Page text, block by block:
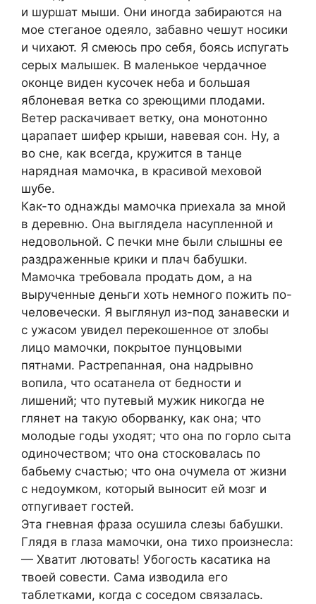
и шуршат мыши. Они иногда забираются на
мое стеганое одеяло, забавно чешут носики
и чихают. Я смеюсь про себя, боясь испугать
серых малышек. В маленькое чердачное
оконце виден кусочек неба и большая
яблоневая ветка со зреющими плодами.
Ветер раскачивает ветку, она монотонно
царапает шифер крыши, навевая сон. Ну, а
во сне, как всегда, кружится в танце
нарядная мамочка, в красивой меховой
шубе.
Как-то однажды мамочка приехала за мной
в деревню. Она выглядела насупленной и
недовольной. С печки мне были слышны ее
раздраженные крики и плач бабушки.
Мамочка требовала продать дом, а на
вырученные деньги хоть немного пожить по-
человечески. Я выглянул из-под занавески и
с ужасом увидел перекошенное от злобы
лицо мамочки, покрытое пунцовыми
пятнами. Растрепанная, она надрывно
вопила, что осатанела от бедности и
лишений; что путевый мужик никогда не
глянет на такую оборванку, как она; что
молодые годы уходят; что она по горло сыта
одиночеством; что она стосковалась по
бабьему счастью; что она очумела от жизни
с недоумком, который выносит ей мозг и
отпугивает гостей.
Эта гневная фраза осушила слезы бабушки.
Глядя в глаза мамочки, она тихо произнесла:
— Хватит лютовать! Убогость касатика на
твоей совести. Сама изводила его
таблетками, когда с соседом связалась.